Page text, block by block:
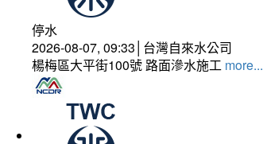
停水
2026-08-07, 09:33│台灣自來水公司
楊梅區大平街100號 路面滲水施工 more...